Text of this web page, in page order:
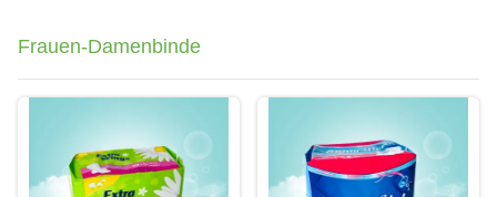
Frauen-Damenbinde